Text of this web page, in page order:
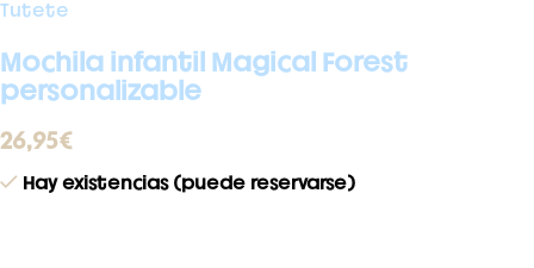
Tutete
Mochila infantil Magical Forest
personalizable
26,95€
Hay existencias (puede reservarse)